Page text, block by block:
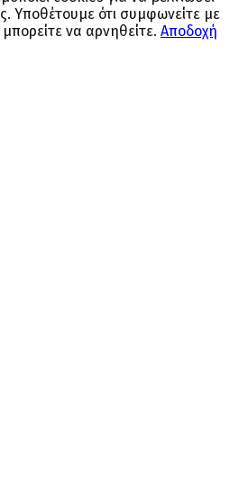
Υποθέτουμε ότι συμφωνείτε με
να αρνηθείτε. Αποδοχή